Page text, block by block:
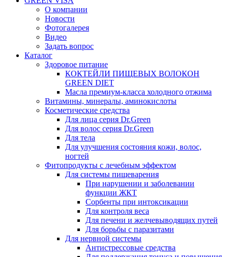
О компании
Новости
Фотогалерея
Видео
Задать вопрос
Каталог
Здоровое питание
КОКТЕЙЛИ ПИЩЕВЫХ ВОЛОКОН
GREEN DIET
Масла премиум-класса холодного отжима
Витамины, минералы, аминокислоты
Косметические средства
Для лица серия Dr.Green
Для волос серия Dr.Green
Для тела
Для улучшения состояния кожи, волос,
ногтей
Фитопродукты с лечебным эффектом
Для системы пищеварения
При нарушении и заболевании
функции ЖКТ
Сорбенты при интоксикации
Для контроля веса
Для печени и желчевыводящих путей
Для борьбы с паразитами
Для нервной системы
Антистрессовые средства